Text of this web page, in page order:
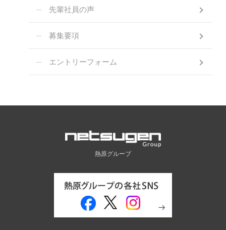
先輩社員の声
募集要項
エントリーフォーム
熱原グループ